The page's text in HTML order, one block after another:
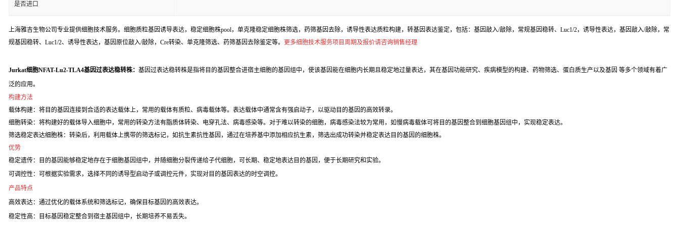
是否进口
上海雅吉生物公司专业提供细胞技术服务。细胞质粒基因诱导表达，稳定细胞株pool，单克隆稳定细胞株筛选，药筛基因去除，诱导性表达质粒构建，转基因表达鉴定，包括：基因敲入/敲除，常规基因稳转、Luc1/2，诱导性表达，基因敲入/敲除，常
规基因稳转、Luc1/2、诱导性表达，基因原位敲入/敲除，Cre转染、单克隆筛选、药筛基因去除鉴定等。 更多细胞技术服务项目周期及报价请咨询销售经理
Jurkat细胞NFAT-Lu2-TLA4基因过表达稳转株： 基因过表达稳转株是指将目的基因整合进宿主细胞的基因组中，使该基因能在细胞内长期且稳定地过量表达，其在基因功能研究、疾病模型的构建、药物筛选、蛋白质生产以及基因 等多个领域有着广
泛的应用。
构建方法
载体构建：将目的基因连接到合适的表达载体上，常用的载体有质粒、病毒载体等。表达载体中通常含有强启动子，以驱动目的基因的高效转录。
细胞转染：将构建好的载体导入细胞中，常用的转染方法有脂质体转染、电穿孔法、病毒感染等。对于难以转染的细胞，病毒感染法较为常用，如慢病毒载体可将目的基因整合到细胞基因组中，实现稳定表达。
筛选稳定表达细胞株：转染后，利用载体上携带的筛选标记，如抗生素抗性基因，通过在培养基中添加相应抗生素，筛选出成功转染并稳定表达目的基因的细胞株。
优势
稳定遗传：目的基因能够稳定地存在于细胞基因组中，并随细胞分裂传递给子代细胞，可长期、稳定地表达目的基因，便于长期研究和实验。
可调控性：可根据实验需求，选择不同的诱导型启动子或调控元件，实现对目的基因表达的时空调控。
产品特点
高效表达：通过优化的载体系统和筛选标记，确保目标基因的高效表达。
稳定性高：目标基因稳定整合到宿主基因组中，长期培养不易丢失。